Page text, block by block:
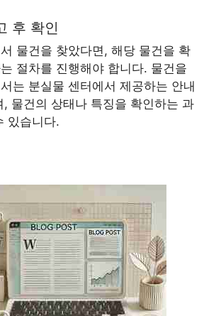
후 확인
물건을 찾았다면, 해당 물건을 확
절차를 진행해야 합니다. 물건을
는 분실물 센터에서 제공하는 안내
, 물건의 상태나 특징을 확인하는 과
있습니다.